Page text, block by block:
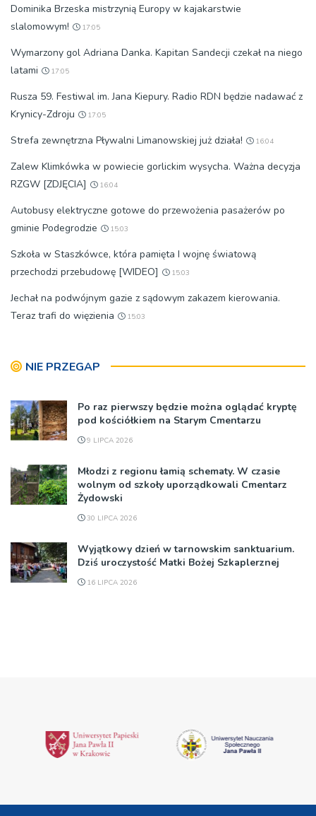
Dominika Brzeska mistrzynią Europy w kajakarstwie
slalomowym!
17:05
Wymarzony gol Adriana Danka. Kapitan Sandecji czekał na niego
latami
17:05
Rusza 59. Festiwal im. Jana Kiepury. Radio RDN będzie nadawać z
Krynicy-Zdroju
17:05
Strefa zewnętrzna Pływalni Limanowskiej już działa! 16:04
Zalew Klimkówka w powiecie gorlickim wysycha. Ważna decyzja
RZGW [ZDJĘCIA]
16:04
Autobusy elektryczne gotowe do przewożenia pasażerów po
gminie Podegrodzie
15:03
Szkoła w Staszkówce, która pamięta I wojnę światową
przechodzi przebudowę [WIDEO]
15:03
Jechał na podwójnym gazie z sądowym zakazem kierowania.
Teraz trafi do więzienia
15:03
NIE PRZEGAP
Po raz pierwszy będzie można oglądać kryptę
pod kościółkiem na Starym Cmentarzu
9 LIPCA 2026
Młodzi z regionu łamią schematy. W czasie
wolnym od szkoły uporządkowali Cmentarz
Żydowski
30 LIPCA 2026
Wyjątkowy dzień w tarnowskim sanktuarium.
Dziś uroczystość Matki Bożej Szkaplerznej
16 LIPCA 2026